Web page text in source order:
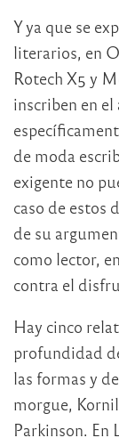
Y ya que se
literarios, en
Rotech X5 y
inscriben en
de moda
exigente no
caso de estos
de su
como lector,
contra el
Hay cinco
profundidad
las formas y
morgue,
Parkinson. En